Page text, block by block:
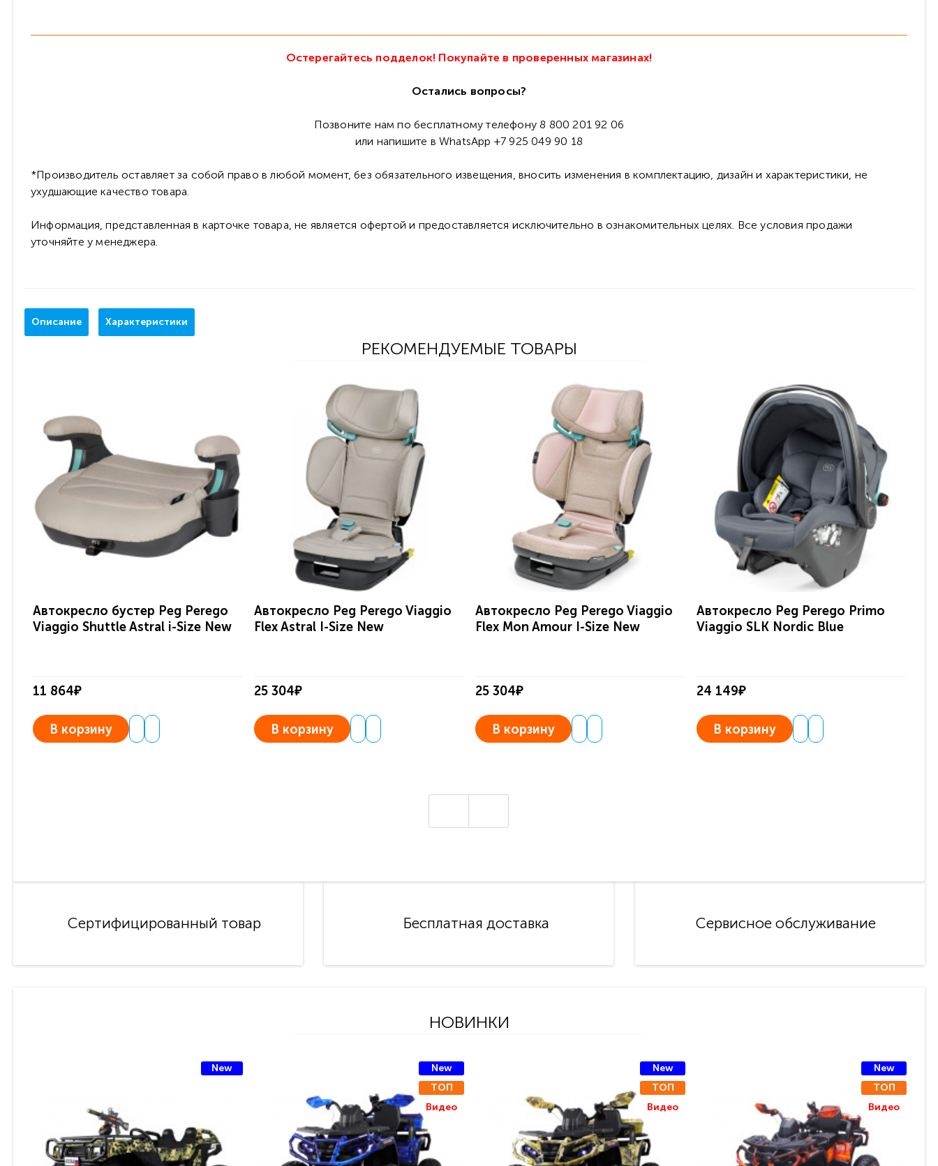
Остерегайтесь подделок! Покупайте в проверенных магазинах!
Остались вопросы?
Позвоните нам по бесплатному телефону 8 800 201 92 06
или напишите в WhatsApp +7 925 049 90 18
*Производитель оставляет за собой право в любой момент, без обязательного извещения, вносить изменения в комплектацию, дизайн и характеристики, не
ухудшающие качество товара.
Информация, представленная в карточке товара, не является офертой и предоставляется исключительно в ознакомительных целях. Все условия продажи
уточняйте у менеджера.
Описание Характеристики
РЕКОМЕНДУЕМЫЕ ТОВАРЫ
Автокресло бустер Peg Perego
Viaggio Shuttle Astral i-Size New
11 864₽
В корзину
Автокресло Peg Perego Viaggio
Flex Astral I-Size New
25 304₽
В корзину
Автокресло Peg Perego Viaggio
Flex Mon Amour I-Size New
25 304₽
В корзину
Автокресло Peg Perego Primo
Viaggio SLK Nordic Blue
24 149₽
В корзину
Сертифицированный товар Бесплатная доставка Сервисное обслуживание
НОВИНКИ
New
New
ТОП
Видео
New
ТОП
Видео
New
ТОП
Видео